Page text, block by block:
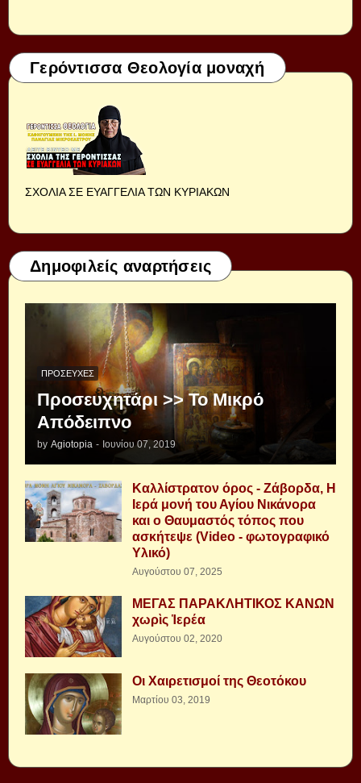
Γερόντισσα Θεολογία μοναχή
ΣΧΟΛΙΑ ΣΕ ΕΥΑΓΓΕΛΙΑ ΤΩΝ ΚΥΡΙΑΚΩΝ
Δημοφιλείς αναρτήσεις
ΠΡΟΣΕΥΧΈΣ
Προσευχητάρι >> Το Μικρό
Απόδειπνο
by Agiotopia - Ιουνίου 07, 2019
Καλλίστρατον όρος - Ζάβορδα, Η
Ιερά μονή του Αγίου Νικάνορα
και ο Θαυμαστός τόπος που
ασκήτεψε (Video - φωτογραφικό
Υλικό)
Αυγούστου 07, 2025
ΜΕΓΑΣ ΠΑΡΑΚΛΗΤΙΚΟΣ ΚΑΝΩΝ
χωρὶς Ἱερέα
Αυγούστου 02, 2020
Οι Χαιρετισμοί της Θεοτόκου
Μαρτίου 03, 2019